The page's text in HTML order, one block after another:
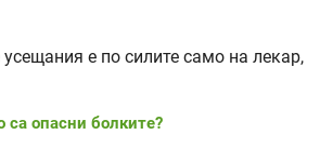
е по силите само на лекар,
са опасни болките?